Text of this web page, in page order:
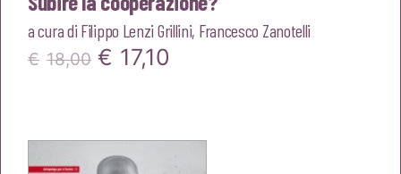
a cura di Filippo Lenzi Grillini, Francesco Zanotelli
€ 18,00 Il
era:
€ 17,10